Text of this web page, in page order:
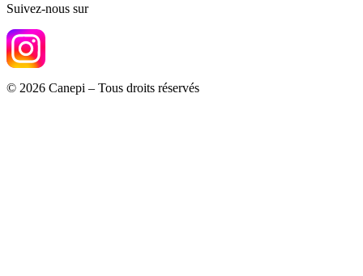
Suivez-nous sur
© 2026 Canepi – Tous droits réservés